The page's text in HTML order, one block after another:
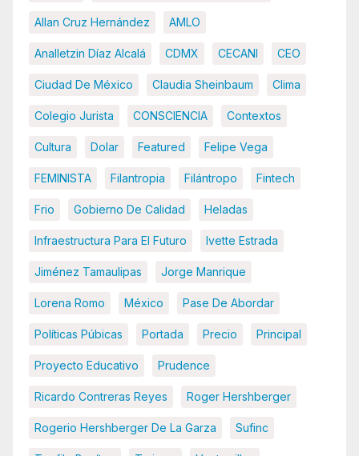
Allan Cruz Hernández AMLO
Analletzin Díaz Alcalá CDMX CECANI CEO
Ciudad De México Claudia Sheinbaum Clima
Colegio Jurista CONSCIENCIA Contextos
Cultura Dolar Featured Felipe Vega
FEMINISTA Filantropia Filántropo Fintech
Frio Gobierno De Calidad Heladas
Infraestructura Para El Futuro Ivette Estrada
Jiménez Tamaulipas Jorge Manrique
Lorena Romo México Pase De Abordar
Políticas Púbicas Portada Precio Principal
Proyecto Educativo Prudence
Ricardo Contreras Reyes Roger Hershberger
Rogerio Hershberger De La Garza Sufinc